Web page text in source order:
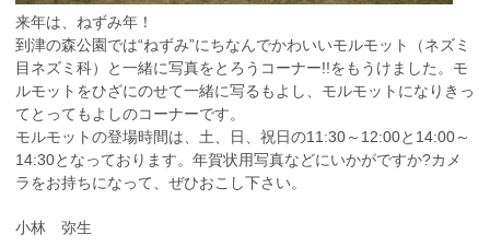
来年は、ねずみ年！
到津の森公園では“ねずみ”にちなんでかわいいモルモット（ネズミ
目ネズミ科）と一緒に写真をとろうコーナー!!をもうけました。モ
ルモットをひざにのせて一緒に写るもよし、モルモットになりきっ
てとってもよしのコーナーです。
モルモットの登場時間は、土、日、祝日の11:30～12:00と14:00～
14:30となっております。年賀状用写真などにいかがですか?カメ
ラをお持ちになって、ぜひおこし下さい。
小林 弥生